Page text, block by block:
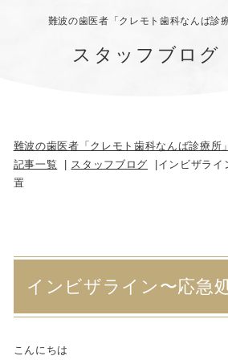
難波の歯医者「クレモト歯科なんば診
スタッフブログ
難波の歯医者「クレモト歯科なんば診療所
記事一覧
スタッフブログ
インビザライ
置
インビザライン〜応急
こんにちは